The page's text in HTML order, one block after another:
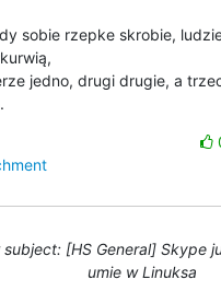
sobie rzepke skrobie,
jedno, drugi drugie, a
subject: [HS General] Skype
umie w Linuksa